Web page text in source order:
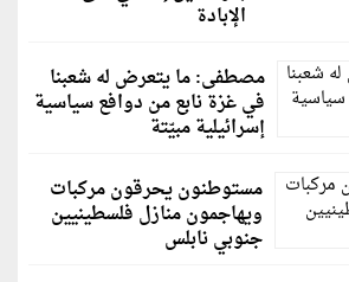
الإبادة
مصطفى: ما يتعرض له شعبنا
في غزة نابع من دوافع سياسية
إسرائيلية مبيّتة
مستوطنون يحرقون مركبات
ويهاجمون منازل فلسطينيين
جنوبي نابلس